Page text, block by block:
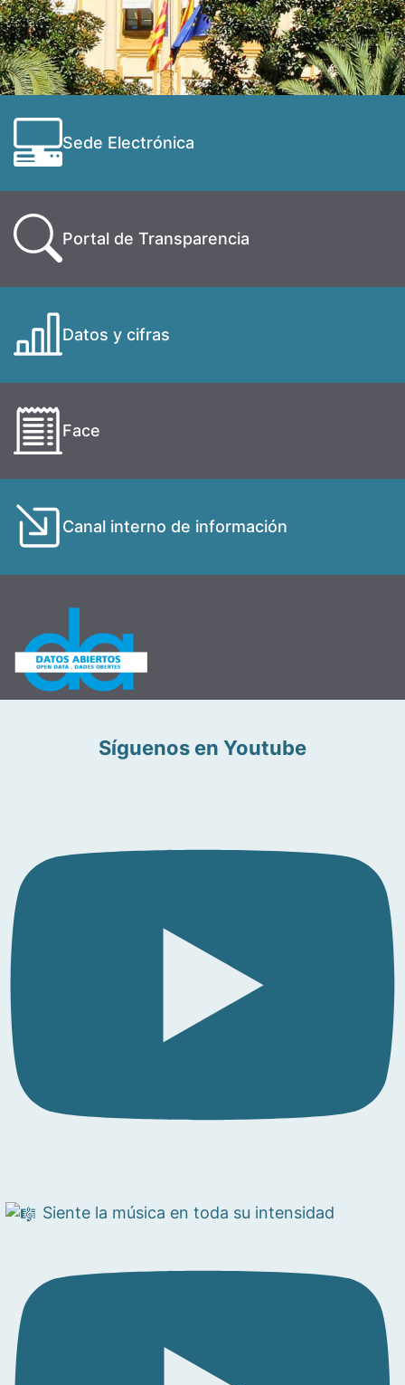
Sede Electrónica
Portal de Transparencia
Datos y cifras
Face
Canal interno de información
Síguenos en Youtube
Siente la música en toda su intensidad